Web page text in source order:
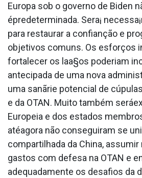
Europa sob o governo de Biden
épredeterminada. Sera¡
para restaurar a confianção e
objetivos comuns. Os esforços
fortalecer os laa§os poderiam
antecipada de uma nova
uma sanãrie potencial de
e da OTAN. Muito também
Europeia e dos estados
atéagora não conseguiram se
compartilhada da China, assumir
gastos com defesa na OTAN e
adequadamente os desafios da